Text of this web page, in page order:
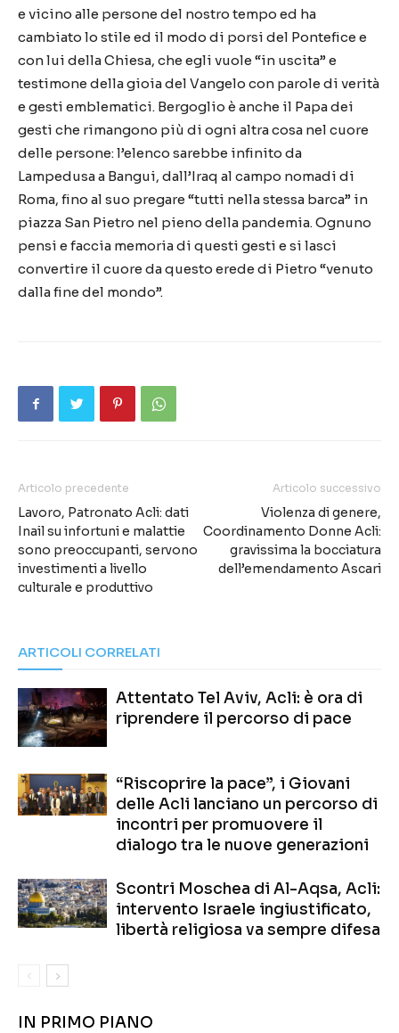
e vicino alle persone del nostro tempo ed ha
cambiato lo stile ed il modo di porsi del Pontefice e
con lui della Chiesa, che egli vuole “in uscita” e
testimone della gioia del Vangelo con parole di verità
e gesti emblematici. Bergoglio è anche il Papa dei
gesti che rimangono più di ogni altra cosa nel cuore
delle persone: l’elenco sarebbe infinito da
Lampedusa a Bangui, dall’Iraq al campo nomadi di
Roma, fino al suo pregare “tutti nella stessa barca” in
piazza San Pietro nel pieno della pandemia. Ognuno
pensi e faccia memoria di questi gesti e si lasci
convertire il cuore da questo erede di Pietro “venuto
dalla fine del mondo”.
Articolo precedente
Lavoro, Patronato Acli: dati
Inail su infortuni e malattie
sono preoccupanti, servono
investimenti a livello
culturale e produttivo
Articolo successivo
Violenza di genere,
Coordinamento Donne Acli:
gravissima la bocciatura
dell’emendamento Ascari
ARTICOLI CORRELATI
Attentato Tel Aviv, Acli: è ora di
riprendere il percorso di pace
“Riscoprire la pace”, i Giovani
delle Acli lanciano un percorso di
incontri per promuovere il
dialogo tra le nuove generazioni
Scontri Moschea di Al-Aqsa, Acli:
intervento Israele ingiustificato,
libertà religiosa va sempre difesa
IN PRIMO PIANO